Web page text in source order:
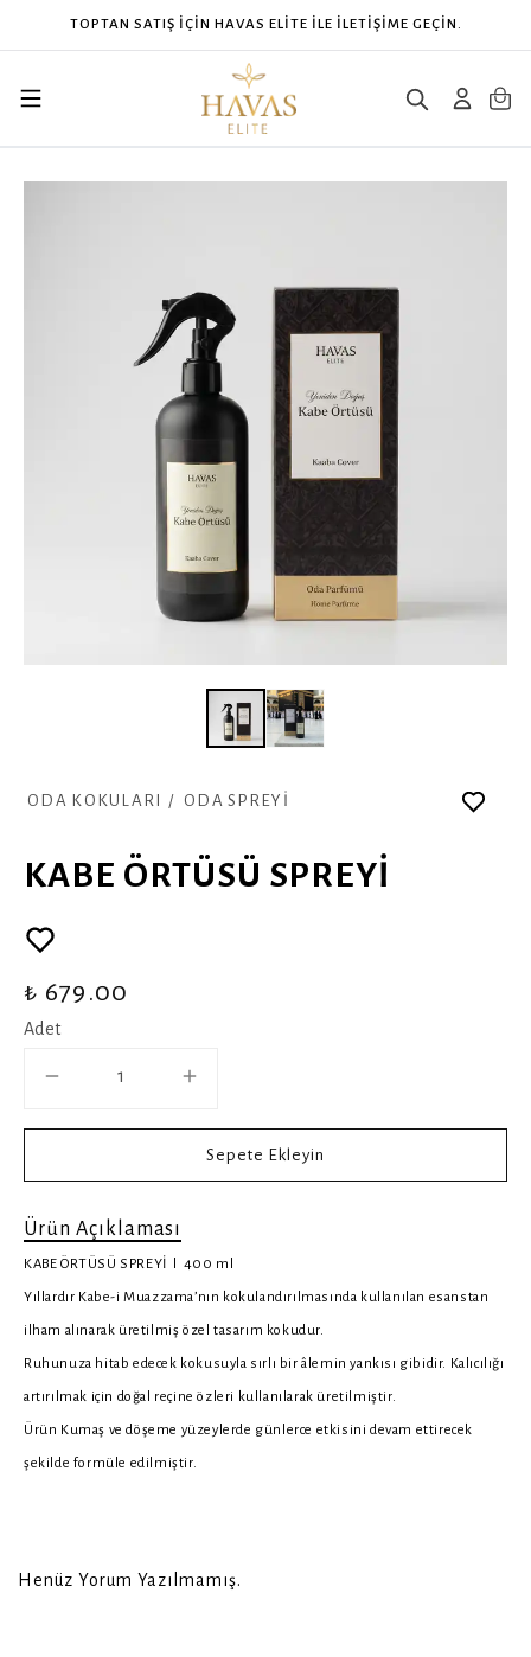
GEÇİN. CONTACT HAVAS ELITE FOR
ODA KOKULARI / ODA SPREYİ
KABE ÖRTÜSÜ SPREYİ
₺ 679.00
Adet
Sepete Ekleyin
Ürün Açıklaması
KABE ÖRTÜSÜ SPREYİ l 400 ml
Yıllardır Kabe-i Muazzama’nın kokulandırılmasında kullanılan esanstan
ilham alınarak üretilmiş özel tasarım kokudur.
Ruhunuza hitab edecek kokusuyla sırlı bir âlemin yankısı gibidir. Kalıcılığı
artırılmak için doğal reçine özleri kullanılarak üretilmiştir.
Ürün Kumaş ve döşeme yüzeylerde günlerce etkisini devam ettirecek
şekilde formüle edilmiştir.
Henüz Yorum Yazılmamış.